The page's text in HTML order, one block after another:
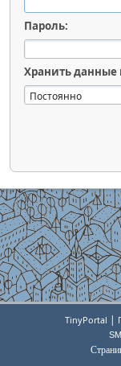
Пароль:
Хранить данные
TinyPortal |